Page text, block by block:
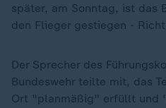
später, am Sonntag, ist das
den Flieger gestiegen -
Der Sprecher des
Bundeswehr teilte mit, das
Ort "planmäßig" erfüllt und